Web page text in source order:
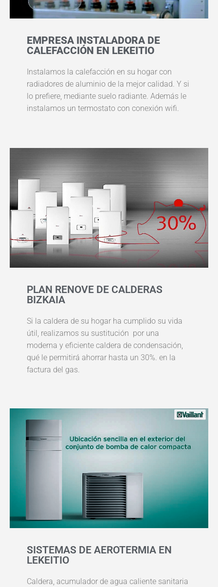
EMPRESA INSTALADORA DE
CALEFACCIÓN EN LEKEITIO
Instalamos la calefacción en su hogar con
radiadores de aluminio de la mejor calidad. Y si
lo prefiere, mediante suelo radiante. Además le
instalamos un termostato con conexión wifi.
PLAN RENOVE DE CALDERAS
BIZKAIA
Si la caldera de su hogar ha cumplido su vida
útil, realizamos su sustitución por una
moderna y eficiente caldera de condensación,
qué le permitirá ahorrar hasta un 30%. en la
factura del gas.
SISTEMAS DE AEROTERMIA EN
LEKEITIO
Caldera, acumulador de agua caliente sanitaria